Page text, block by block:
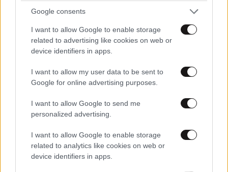
Google consents
I want to allow Google to enable storage
related to advertising like cookies on web or
device identifiers in apps.
I want to allow my user data to be sent to
Google for online advertising purposes.
I want to allow Google to send me
personalized advertising.
I want to allow Google to enable storage
related to analytics like cookies on web or
device identifiers in apps.
μήνας του μέλιτος συνεχίζεται – Από τη